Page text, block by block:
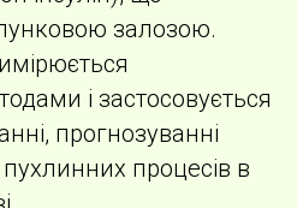
залозою.
і застосовується
прогнозуванні
пухлинних процесів в